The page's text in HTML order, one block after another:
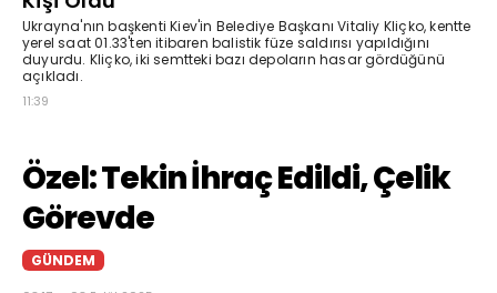
Ukrayna'nın başkenti Kiev'in Belediye Başkanı Vitaliy Kliçko, kentte
yerel saat 01.33'ten itibaren balistik füze saldırısı yapıldığını
duyurdu. Kliçko, iki semtteki bazı depoların hasar gördüğünü
açıkladı.
11:39